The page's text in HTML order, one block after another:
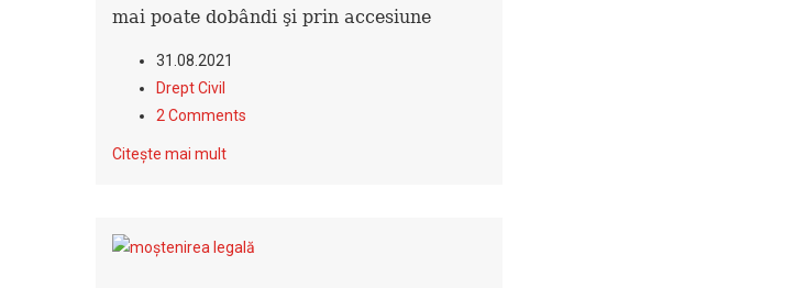
mai poate dobândi şi prin accesiune
31.08.2021
Drept Civil
2 Comments
Citește mai mult